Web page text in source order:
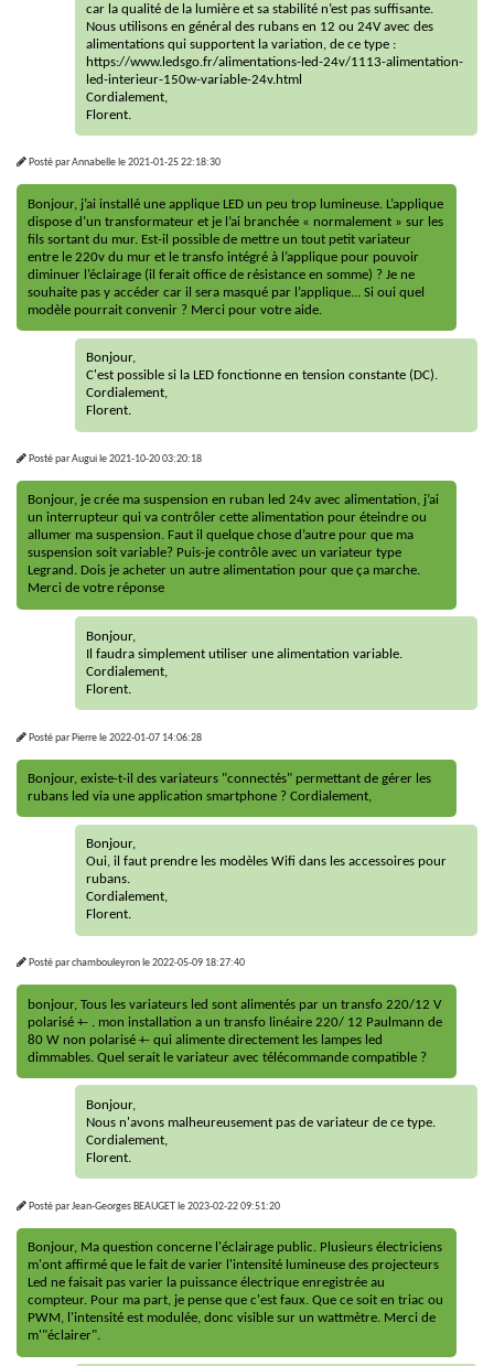
car la qualité de la lumière et sa stabilité n’est pas suffisante.
Nous utilisons en général des rubans en 12 ou 24V avec des
alimentations qui supportent la variation, de ce type :
https://www.ledsgo.fr/alimentations-led-24v/1113-alimentation-
led-interieur-150w-variable-24v.html
Cordialement,
Florent.
Posté parAnnabellele2021-01-25 22:18:30
Bonjour, j’ai installé une applique LED un peu trop lumineuse. L’applique
dispose d’un transformateur et je l’ai branchée « normalement » sur les
fils sortant du mur. Est-il possible de mettre un tout petit variateur
entre le 220v du mur et le transfo intégré à l’applique pour pouvoir
diminuer l’éclairage (il ferait office de résistance en somme) ? Je ne
souhaite pas y accéder car il sera masqué par l’applique... Si oui quel
modèle pourrait convenir ? Merci pour votre aide.
Bonjour,
C'est possible si la LED fonctionne en tension constante (DC).
Cordialement,
Florent.
Posté parAugui le2021-10-20 03:20:18
Bonjour, je crée ma suspension en ruban led 24v avec alimentation, j’ai
un interrupteur qui va contrôler cette alimentation pour éteindre ou
allumer ma suspension. Faut il quelque chose d’autre pour que ma
suspension soit variable? Puis-je contrôle avec un variateur type
Legrand. Dois je acheter un autre alimentation pour que ça marche.
Merci de votre réponse
Bonjour,
Il faudra simplement utiliser une alimentation variable.
Cordialement,
Florent.
Posté parPierrele2022-01-07 14:06:28
Bonjour, existe-t-il des variateurs "connectés" permettant de gérer les
rubans led via une application smartphone ? Cordialement,
Bonjour,
Oui, il faut prendre les modèles Wifi dans les accessoires pour
rubans.
Cordialement,
Florent.
Posté parchambouleyronle2022-05-09 18:27:40
bonjour, Tous les variateurs led sont alimentés par un transfo 220/12 V
polarisé +- . mon installation a un transfo linéaire 220/ 12 Paulmann de
80 W non polarisé +- qui alimente directement les lampes led
dimmables. Quel serait le variateur avec télécommande compatible ?
Bonjour,
Nous n'avons malheureusement pas de variateur de ce type.
Cordialement,
Florent.
Posté parJean-Georges BEAUGETle2023-02-22 09:51:20
Bonjour, Ma question concerne l'éclairage public. Plusieurs électriciens
m'ont affirmé que le fait de varier l'intensité lumineuse des projecteurs
Led ne faisait pas varier la puissance électrique enregistrée au
compteur. Pour ma part, je pense que c'est faux. Que ce soit en triac ou
PWM, l'intensité est modulée, donc visible sur un wattmètre. Merci de
m'"éclairer".